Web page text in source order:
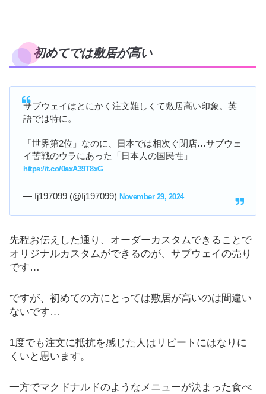
初めてでは敷居が高い
サブウェイはとにかく注文難しくて敷居高い印象。英
語では特に。
「世界第2位」なのに、日本では相次ぐ閉店…サブウェ
イ苦戦のウラにあった「日本人の国民性」
https://t.co/0axA39T8xG
— fj197099 (@fj197099) November 29, 2024
先程お伝えした通り、オーダーカスタムできることで
オリジナルカスタムができるのが、サブウェイの売り
です…
ですが、初めての方にとっては敷居が高いのは間違い
ないです…
1度でも注文に抵抗を感じた人はリピートにはなりに
くいと思います。
一方でマクドナルドのようなメニューが決まった食べ